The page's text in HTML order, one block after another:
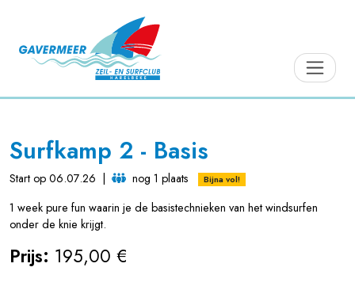
Surfkamp 2 - Basis
Start op 06.07.26 nog 1 plaats Bijna vol!
1 week pure fun waarin je de basistechnieken van het windsurfen
onder de knie krijgt.
Prijs: 195,00 €